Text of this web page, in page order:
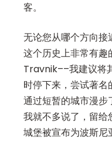
客。
无论您从哪个方向
这个历史上非常有
Travnik––我建议将
时停下来，尝试著
通过短暂的城市漫步
我就不多说了，留
城堡被宣布为波斯尼